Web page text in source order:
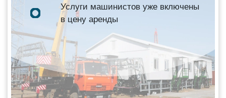
Услуги машинистов уже включены
в цену аренды